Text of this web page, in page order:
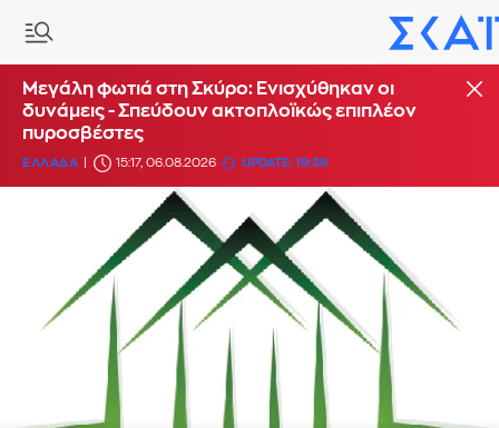
Μεγάλη φωτιά στη Σκύρο: Ενισχύθηκαν οι
δυνάμεις - Σπεύδουν ακτοπλοϊκώς επιπλέον
πυροσβέστες
ΕΛΛΑΔΑ 15:17, 06.08.2026 UPDATE: 19:38